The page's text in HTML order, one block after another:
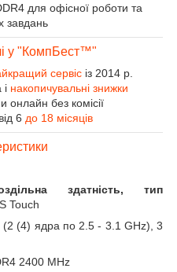
для офісної роботи та
завдань
у "КомпБест™"
сервіс із 2014 р.
накопичувальні знижки
без комісії
6 до 18 місяців
здатність, тип
Touch
(4) ядра по 2.5 - 3.1 GHz), 3
2400 MHz